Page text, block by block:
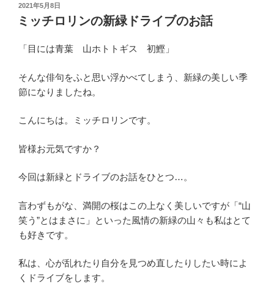
投
稿
日:
2021年5月8日
ミッチロリンの新緑ドライブのお話
「目には青葉 山ホトトギス 初鰹」
そんな俳句をふと思い浮かべてしまう、新緑の美しい季
節になりましたね。
こんにちは。ミッチロリンです。
皆様お元気ですか？
今回は新緑とドライブのお話をひとつ…。
言わずもがな、満開の桜はこの上なく美しいですが「“山
笑う”とはまさに」といった風情の新緑の山々も私はとて
も好きです。
私は、心が乱れたり自分を見つめ直したりしたい時によ
くドライブをします。